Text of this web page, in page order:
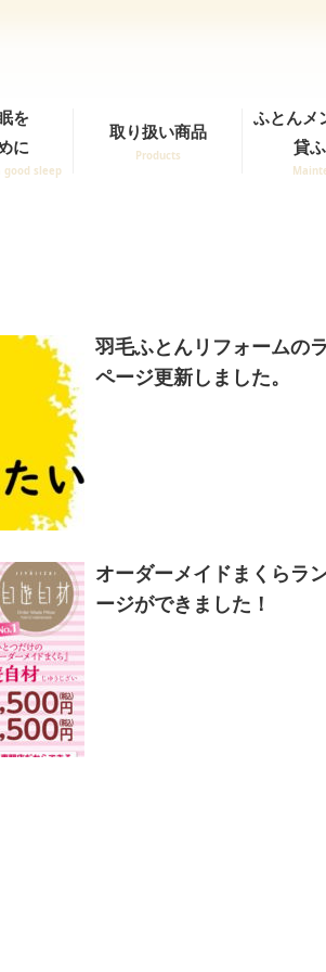
を
に
sleep
取り扱い商品
Products
ふとんメ
貸
羽毛ふとんリフォームの
ページ更新しました。
オーダーメイドまくらラ
ージができました！